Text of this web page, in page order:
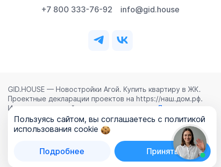
+7 800 333-76-92 info@gid.house
GID.HOUSE — Новостройки Агой. Купить квартиру в ЖК.
Проектные декларации проектов на https://наш.дом.рф.
Использование сайта означает согласие с
Лицензионным
соглашением ,Политикой конфиденциальностии
Политикой обработки персональных данных
ООО «ГИД.ХАУЗ»
Пользуясь сайтом, вы соглашаетесь с политикой
использования cookie
Подробнее Принять